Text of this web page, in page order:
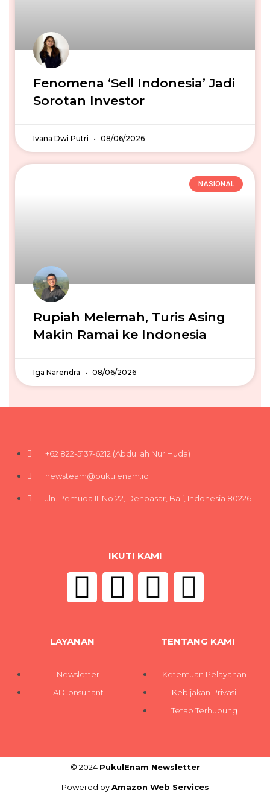
Fenomena ‘Sell Indonesia’ Jadi
Sorotan Investor
Ivana Dwi Putri 08/06/2026
NASIONAL
Rupiah Melemah, Turis Asing
Makin Ramai ke Indonesia
Iga Narendra 08/06/2026
+62 822-5137-6212 (Abdullah Nur Huda)
newsteam@pukulenam.id
Jln. Pemuda III No 22, Denpasar, Bali, Indonesia 80226
IKUTI KAMI
LAYANAN
Newsletter
AI Consultant
TENTANG KAMI
Ketentuan Pelayanan
Kebijakan Privasi
Tetap Terhubung
© 2024 PukulEnam Newsletter
Powered byAmazon Web Services